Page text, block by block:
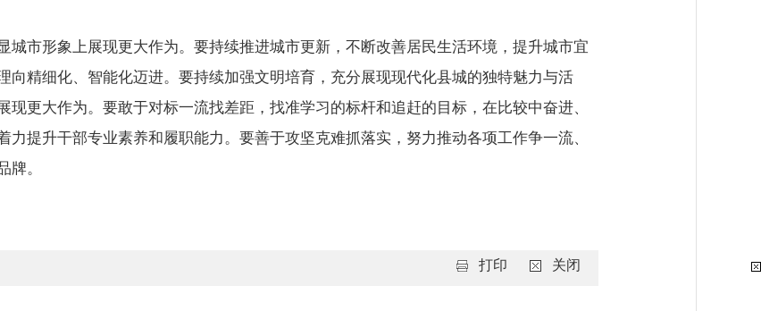
城市形象上展现更大作为。要持续推进城市更新，不断改善居民生活环境，提升城市宜
向精细化、智能化迈进。要持续加强文明培育，充分展现现代化县城的独特魅力与活
更大作为。要敢于对标一流找差距，找准学习的标杆和追赶的目标，在比较中奋进、
提升干部专业素养和履职能力。要善于攻坚克难抓落实，努力推动各项工作争一流、
牌。
打印 关闭